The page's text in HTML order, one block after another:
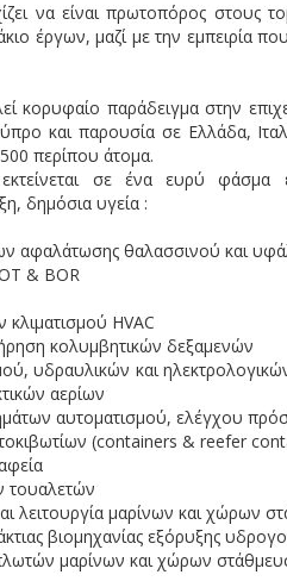
να είναι πρωτοπόρος στους
έργων, μαζί με την εμπειρία
παράδειγμα στην
και παρουσία σε Ελλάδα,
περίπου άτομα.
σε ένα ευρύ φάσμα
δημόσια υγεία :
αφαλάτωσης θαλασσινού και
& BOR
HVAC
κολυμβητικών δεξαμενών
υδραυλικών και
αερίων
αυτοματισμού, ελέγχου
(containers & reefer
τουαλετών
λειτουργία μαρίνων και χώρων
βιομηχανίας εξόρυξης
μαρίνων και χώρων